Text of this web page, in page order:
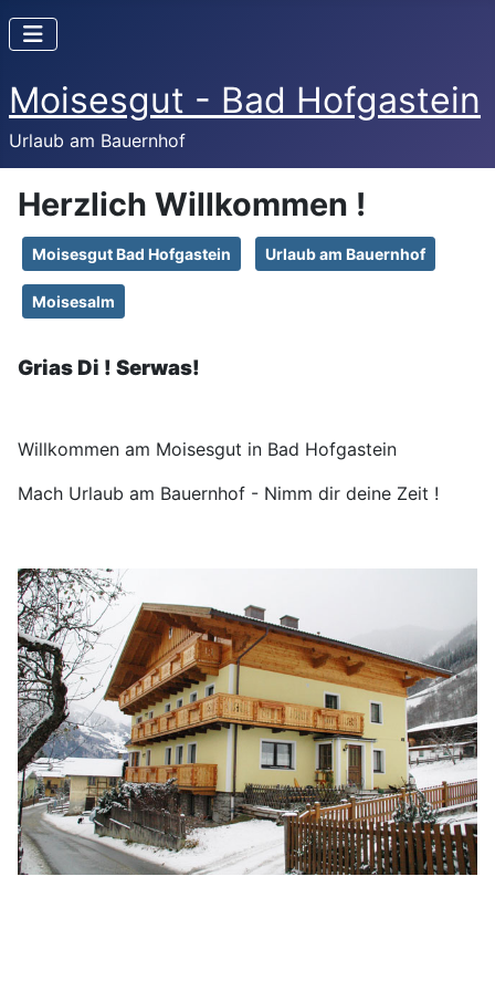
Moisesgut - Bad Hofgastein
Urlaub am Bauernhof
Herzlich Willkommen !
Moisesgut Bad Hofgastein Urlaub am Bauernhof
Moisesalm
Grias Di ! Serwas!
Willkommen am Moisesgut in Bad Hofgastein
Mach Urlaub am Bauernhof - Nimm dir deine Zeit !